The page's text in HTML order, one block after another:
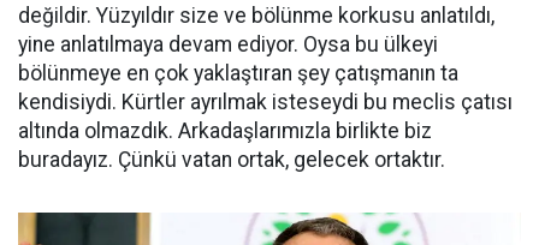
değildir. Yüzyıldır size ve bölünme korkusu anlatıldı,
yine anlatılmaya devam ediyor. Oysa bu ülkeyi
bölünmeye en çok yaklaştıran şey çatışmanın ta
kendisiydi. Kürtler ayrılmak isteseydi bu meclis çatısı
altında olmazdık. Arkadaşlarımızla birlikte biz
buradayız. Çünkü vatan ortak, gelecek ortaktır.